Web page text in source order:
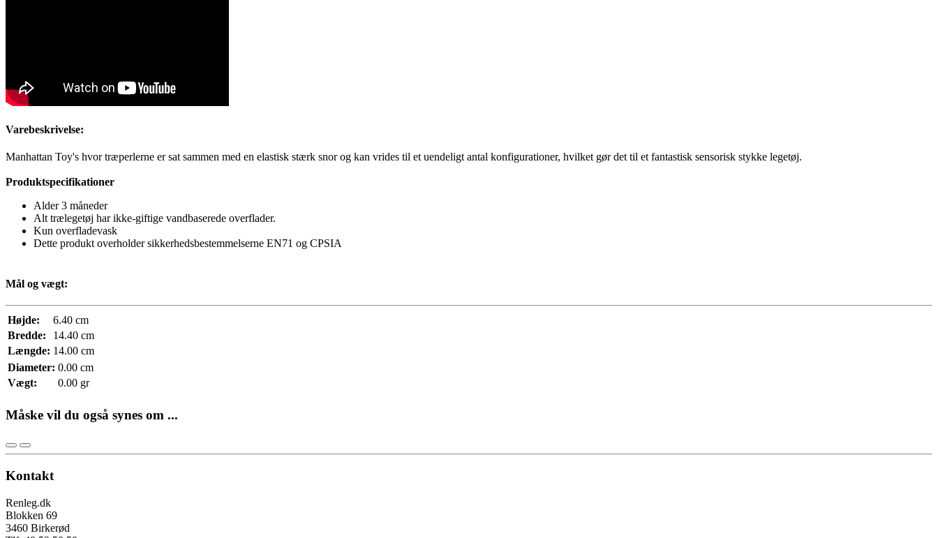
Varebeskrivelse:
Manhattan Toy's hvor træperlerne er sat sammen med en elastisk stærk snor og kan vrides til et uendeligt antal konfigurationer, hvilket gør det til et fantastisk sensorisk stykke legetøj.
Produktspecifikationer
Alder 3 måneder
Alt trælegetøj har ikke-giftige vandbaserede overflader.
Kun overfladevask
Dette produkt overholder sikkerhedsbestemmelserne EN71 og CPSIA
Mål og vægt:
Højde:
6.40 cm
Bredde:
14.40 cm
Længde: 14.00 cm
Diameter: 0.00 cm
Vægt:
0.00 gr
Måske vil du også synes om ...
Kontakt
Renleg.dk
Blokken 69
3460 Birkerød